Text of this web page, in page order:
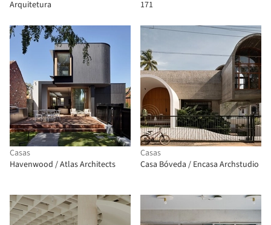
Arquitetura
171
Casas
Havenwood / Atlas Architects
Casas
Casa Bóveda / Encasa Archstudio